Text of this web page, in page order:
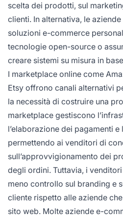
scelta dei prodotti, sul
clienti. In alternativa, le
soluzioni e-commerce
tecnologie open-source o
creare sistemi su misura in
I marketplace online come
Etsy offrono canali alternativi
la necessità di costruire una
marketplace gestiscono
l’elaborazione dei pagamenti e
permettendo ai venditori di
sull’approvvigionamento dei
degli ordini. Tuttavia, i
meno controllo sul branding e
cliente rispetto alle aziende
sito web. Molte aziende e-